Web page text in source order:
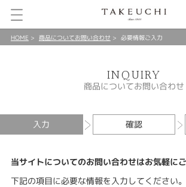
HOME 商品についてお問い合わせ 必要情報ご入力
INQUIRY
商品についてお問い合わせ
入力 確認
当サイトについてのお問い合わせはお気軽に
下記の項目に必要な情報を入力してください